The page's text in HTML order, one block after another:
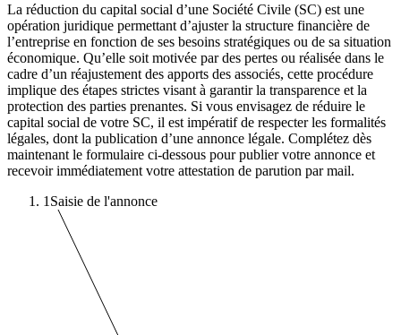
La réduction du capital social d’une Société Civile (SC) est une
opération juridique permettant d’ajuster la structure financière de
l’entreprise en fonction de ses besoins stratégiques ou de sa situation
économique. Qu’elle soit motivée par des pertes ou réalisée dans le
cadre d’un réajustement des apports des associés, cette procédure
implique des étapes strictes visant à garantir la transparence et la
protection des parties prenantes. Si vous envisagez de réduire le
capital social de votre SC, il est impératif de respecter les formalités
légales, dont la publication d’une annonce légale. Complétez dès
maintenant le formulaire ci-dessous pour publier votre annonce et
recevoir immédiatement votre attestation de parution par mail.
1 Saisie de l'annonce